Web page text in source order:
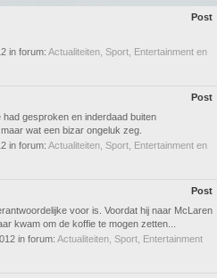
Post
in forum: Actualiteiten, Sport, Entertainment en
Post
gesproken en inderdaad buiten
wat een bizar ongeluk zeg.
in forum: Actualiteiten, Sport, Entertainment en
Post
voor is. Voordat hij naar McLaren
kwam om de koffie te mogen zetten...
in forum: Actualiteiten, Sport, Entertainment